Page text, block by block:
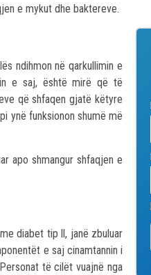
e mykut dhe baktereve.
ndihmon në qarkullimin e
e saj, është mirë që të
që shfaqen gjatë këtyre
ynë funksionon shumë më
apo shmangur shfaqjen e
diabet tip ll, janë zbuluar
e saj cinamtannin i
të cilët vuajnë nga